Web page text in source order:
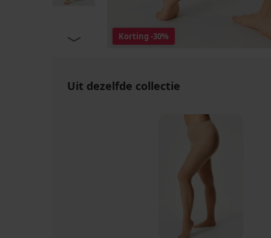
Korting -30%
Uit dezelfde collectie